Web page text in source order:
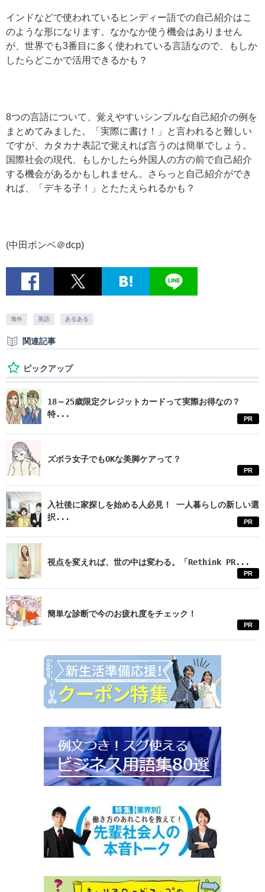
インドなどで使われているヒンディー語での自己紹介はこ
のような形になります。なかなか使う機会はありません
が、世界でも3番目に多く使われている言語なので、もしか
したらどこかで活用できるかも？
8つの言語について、覚えやすいシンプルな自己紹介の例を
まとめてみました。「実際に書け！」と言われると難しい
ですが、カタカナ表記で覚えれば言うのは簡単でしょう。
国際社会の現代、もしかしたら外国人の方の前で自己紹介
する機会があるかもしれません。さらっと自己紹介ができ
れば、「デキる子！」とたたえられるかも？
(中田ボンベ＠dcp)
海外 英語 あるある
関連記事
ピックアップ
18～25歳限定クレジットカードって実際お得なの？
特...
PR
ズボラ女子でもOKな美脚ケアって？
PR
入社後に家探しを始める人必見！ 一人暮らしの新しい選
択...
PR
視点を変えれば、世の中は変わる。「Rethink PR...
PR
簡単な診断で今のお疲れ度をチェック！
PR